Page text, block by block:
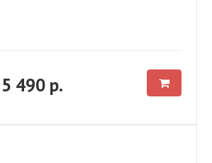
5 490 р.